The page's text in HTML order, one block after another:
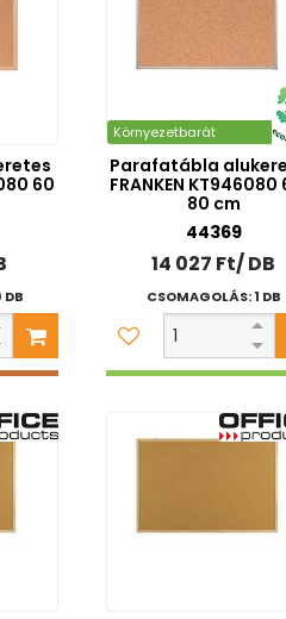
60
DB
Környezetbarát
Parafatábla
FRANKEN KT946080
80 cm
44369
14 027 Ft/ DB
CSOMAGOLÁS: 1 DB